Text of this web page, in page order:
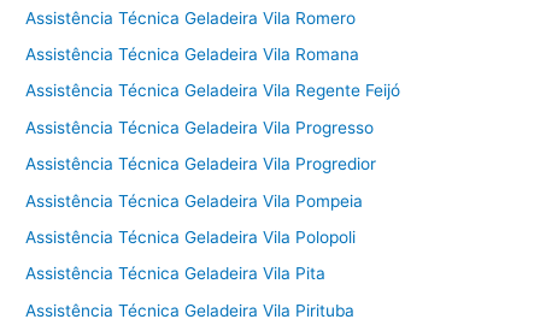
Assistência Técnica Geladeira Vila Romero
Assistência Técnica Geladeira Vila Romana
Assistência Técnica Geladeira Vila Regente Feijó
Assistência Técnica Geladeira Vila Progresso
Assistência Técnica Geladeira Vila Progredior
Assistência Técnica Geladeira Vila Pompeia
Assistência Técnica Geladeira Vila Polopoli
Assistência Técnica Geladeira Vila Pita
Assistência Técnica Geladeira Vila Pirituba